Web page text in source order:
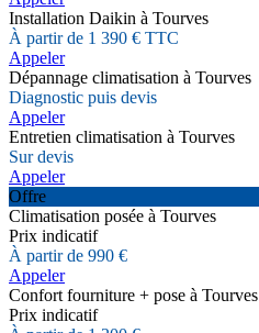
Installation Daikin à Tourves
À partir de 1 390 € TTC
Appeler
Dépannage climatisation à Tourves
Diagnostic puis devis
Appeler
Entretien climatisation à Tourves
Sur devis
Appeler
Offre
Climatisation posée à Tourves
Prix indicatif
À partir de 990 €
Appeler
Confort fourniture + pose à Tourves
Prix indicatif